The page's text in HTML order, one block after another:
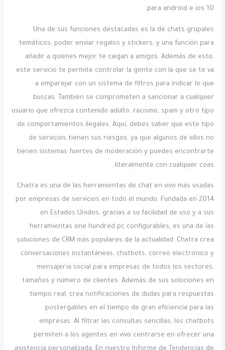
para android e ios 10.
Una de sus funciones destacadas es la de chats grupales
temáticos, poder enviar regalos y stickers, y una función para
añadir a quienes mejor te caigan a amigos. Además de esto,
este servicio te permite controlar la gente con la que se te va
a emparejar con un sistema de filtros para indicar lo que
buscas. También se comprometen a sancionar a cualquier
usuario que ofrezca contenido adulto, racismo, spam y otro tipo
de comportamientos ilegales. Aquí, debes saber que este tipo
de servicios tienen sus riesgos, ya que algunos de ellos no
tienen sistemas fuertes de moderación y puedes encontrarte
literalmente con cualquier coas.
Chatra es una de las herramientas de chat en vivo más usadas
por empresas de servicios en todo el mundo. Fundada en 2014
en Estados Unidos, gracias a su facilidad de uso y a sus
herramientas one hundred pc configurables, es una de las
soluciones de CRM más populares de la actualidad. Chatra crea
conversaciones instantáneas, chatbots, correo electrónico y
mensajería social para empresas de todos los sectores,
tamaños y número de clientes. Además de sus soluciones en
tiempo real, crea notificaciones de dudas para respuestas
postergables en el tiempo de gran eficiencia para las
empresas. Al filtrar las consultas sencillas, los chatbots
permiten a los agentes en vivo centrarse en ofrecer una